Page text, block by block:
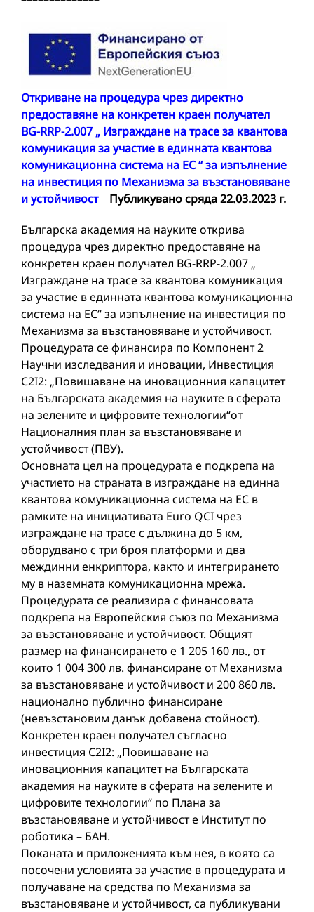
Откриване на процедура чрез директно
предоставяне на конкретен краен получател
BG-RRP-2.007 „ Изграждане на трасе за квантова
комуникация за участие в единната квантова
комуникационна система на ЕС “ за изпълнение
на инвестиция по Механизма за възстановяване
и устойчивост Публикувано сряда 22.03.2023 г.
Българска академия на науките открива
процедура чрез директно предоставяне на
конкретен краен получател BG-RRP-2.007 „
Изграждане на трасе за квантова комуникация
за участие в единната квантова комуникационна
система на ЕС“ за изпълнение на инвестиция по
Механизма за възстановяване и устойчивост.
Процедурата се финансира по Компонент 2
Научни изследвания и иновации, Инвестиция
C2I2: „Повишаване на иновационния капацитет
на Българската академия на науките в сферата
на зелените и цифровите технологии“от
Националния план за възстановяване и
устойчивост (ПВУ).
Основната цел на процедурата е подкрепа на
участието на страната в изграждане на единна
квантова комуникационна система на ЕС в
рамките на инициативата Euro QCI чрез
изграждане на трасе с дължина до 5 км,
оборудвано с три броя платформи и два
междинни енкриптора, както и интегрирането
му в наземната комуникационна мрежа.
Процедурата се реализира с финансовата
подкрепа на Европейския съюз по Механизма
за възстановяване и устойчивост. Общият
размер на финансирането е 1 205 160 лв., от
които 1 004 300 лв. финансиране от Механизма
за възстановяване и устойчивост и 200 860 лв.
национално публично финансиране
(невъзстановим данък добавена стойност).
Конкретен краен получател съгласно
инвестиция C2I2: „Повишаване на
иновационния капацитет на Българската
академия на науките в сферата на зелените и
цифровите технологии“ по Плана за
възстановяване и устойчивост е Институт по
роботика – БАН.
Поканата и приложенията към нея, в която са
посочени условията за участие в процедурата и
получаване на средства по Механизма за
възстановяване и устойчивост, са публикувани